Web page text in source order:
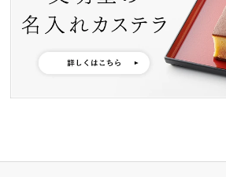
静岡茶カステラ カステラ詰合せ
（五三・ハニー・静岡
茶）